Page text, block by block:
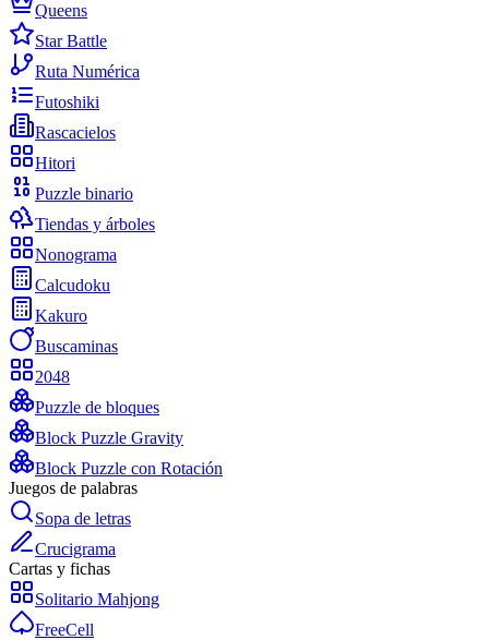
Queens
Star Battle
Ruta Numérica
Futoshiki
Rascacielos
Hitori
Puzzle binario
Tiendas y árboles
Nonograma
Calcudoku
Kakuro
Buscaminas
2048
Puzzle de bloques
Block Puzzle Gravity
Block Puzzle con Rotación
Juegos de palabras
Sopa de letras
Crucigrama
Cartas y fichas
Solitario Mahjong
FreeCell